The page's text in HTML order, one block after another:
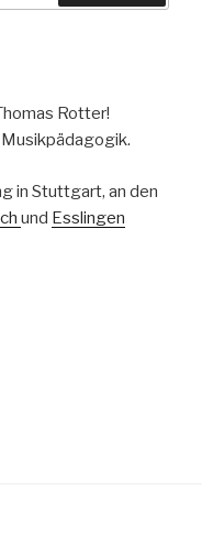
Rotter!
in Stuttgart, an den
und Esslingen